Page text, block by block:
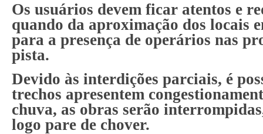
Os usuários devem ficar atentos e
quando da aproximação dos locais
para a presença de operários nas
pista.
Devido às interdições parciais, é
trechos apresentem
chuva, as obras serão
logo pare de chover.